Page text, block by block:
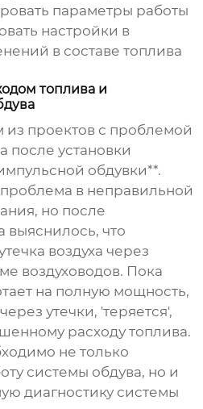
параметры работы
настройки в
в составе топлива
топлива и
из проектов с проблемой
после установки
обдувки**.
в неправильной
но после
выяснилось, что
воздуха через
воздуховодов. Пока
на полную мощность,
утечки, 'теряется',
расходу топлива.
не только
системы обдува, но и
диагностику системы